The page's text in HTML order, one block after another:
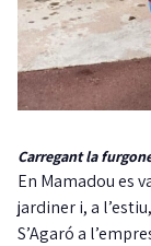
Carregant la
En Mamadou es
jardiner i, a
S’Agaró a